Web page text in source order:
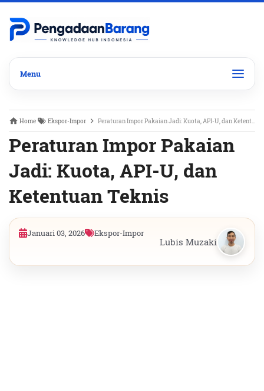
Home Ekspor-Impor Peraturan Impor Pakaian Jadi: Kuota, API-U, dan Ketentuan Teknis
Peraturan Impor Pakaian
Jadi: Kuota, API-U, dan
Ketentuan Teknis
Januari 03, 2026 Ekspor-Impor
Lubis Muzaki